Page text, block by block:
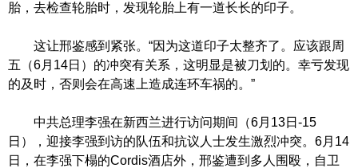
胎，去检查轮胎时，发现轮胎上有一道长长的印子。
这让邢鉴感到紧张。“因为这道印子太整齐了。应该跟周
五（6月14日）的冲突有关系，这明显是被刀划的。幸亏发现
的及时，否则会在高速上造成连环车祸的。”
中共总理李强在新西兰进行访问期间（6月13日-15
日），迎接李强到访的队伍和抗议人士发生激烈冲突。6月14
日，在李强下榻的Cordis酒店外，邢鉴遭到多人围殴，自卫